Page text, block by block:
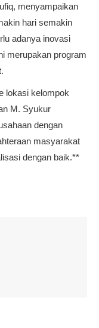
menyampaikan
hari semakin
adanya inovasi
merupakan program
lokasi kelompok
M. Syukur
dengan
masyarakat
dengan baik.**